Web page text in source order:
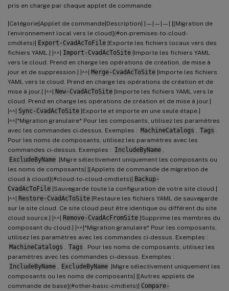
pris en charge par chaque applet de commande.
|Catégorie|Applet de commande|Description| |—|—|—| |[Migration de
l’environnement local vers le cloud](#on-premises-to-cloud-
cmdlets)| Export-CvadAcToFile |Exporte les fichiers locaux vers des
fichiers YAML.| |^^| Import-CvadAcToSite |Importe les fichiers YAML
vers le cloud. Prend en charge les opérations de création, de mise à
jour et de suppression.| |^^| Merge-CvadAcToSite |Importe les fichiers
YAML vers le cloud. Prend en charge les opérations de création et de
mise à jour.| |^^| New-CvadAcToSite |Importe les fichiers YAML vers le
cloud. Prend en charge les opérations de création et de mise à jour.|
|^^| Sync-CvadAcToSite |Exporte et importe en une seule étape.|
|^^|*Migration granulaire* Pour les composants, utilisez les paramètres
avec les commandes ci-dessus. Exemples : MachineCatalogs Tags
Pour les noms de composants, utilisez les paramètres avec les
commandes ci-dessus. Exemples : IncludeByName
ExcludeByName .|Migre sélectivement uniquement les composants ou
les noms de composants| |[Applets de commande de migration de
cloud à cloud](#cloud-to-cloud-cmdlets)| Backup-
CvadAcToFile |Sauvegarde toute la configuration de votre site cloud.|
|^^| Restore-CvadAcToSite |Restaure les fichiers YAML de sauvegarde
sur le site cloud. Ce site cloud peut être identique ou différent du site
cloud source.| |^^| Remove-CvadAcFromSite |Supprime les membres du
composant du cloud.| |^^|*Migration granulaire* Pour les composants,
utilisez les paramètres avec les commandes ci-dessus. Exemples :
MachineCatalogs
Tags
. Pour les noms de composants, utilisez les
paramètres avec les commandes ci-dessus. Exemples :
IncludeByName
ExcludeByName .|Migre sélectivement uniquement les
composants ou les noms de composants| |[Autres applets de
commande de base](#other-basic-cmdlets)| Compare-